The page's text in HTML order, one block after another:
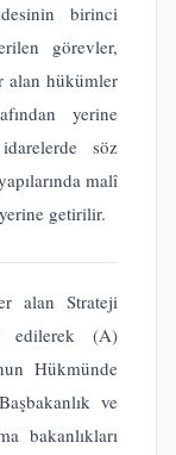
birinci
görevler,
alan hükümler
yerine
söz
malî
getirilir.
alan Strateji
edilerek (A)
Hükmünde
ve
bakanlıkları